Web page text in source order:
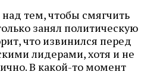
тем, чтобы смягчить
занял политическую
что извинился перед
лидерами, хотя и не
В какой-то момент